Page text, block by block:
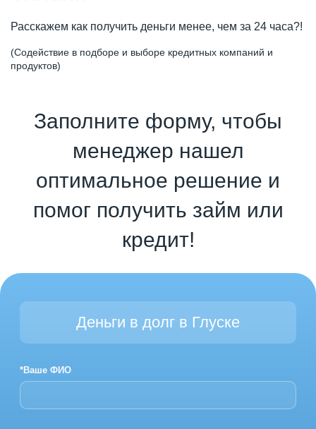
Расскажем как получить деньги менее, чем за 24 часа?!
(Содействие в подборе и выборе кредитных компаний и
продуктов)
Заполните форму, чтобы
менеджер нашел
оптимальное решение и
помог получить займ или
кредит!
Деньги в долг в Глуске
*Ваше ФИО